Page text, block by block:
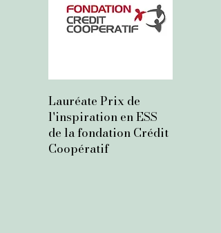
Lauréate Prix de
l'inspiration en ESS
de la fondation Crédit
Coopératif